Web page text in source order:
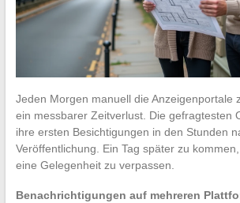
Jeden Morgen manuell die Anzeigenportale
ein messbarer Zeitverlust. Die gefragtesten
ihre ersten Besichtigungen in den Stunden
Veröffentlichung. Ein Tag später zu
eine Gelegenheit zu verpassen.
Benachrichtigungen auf mehreren